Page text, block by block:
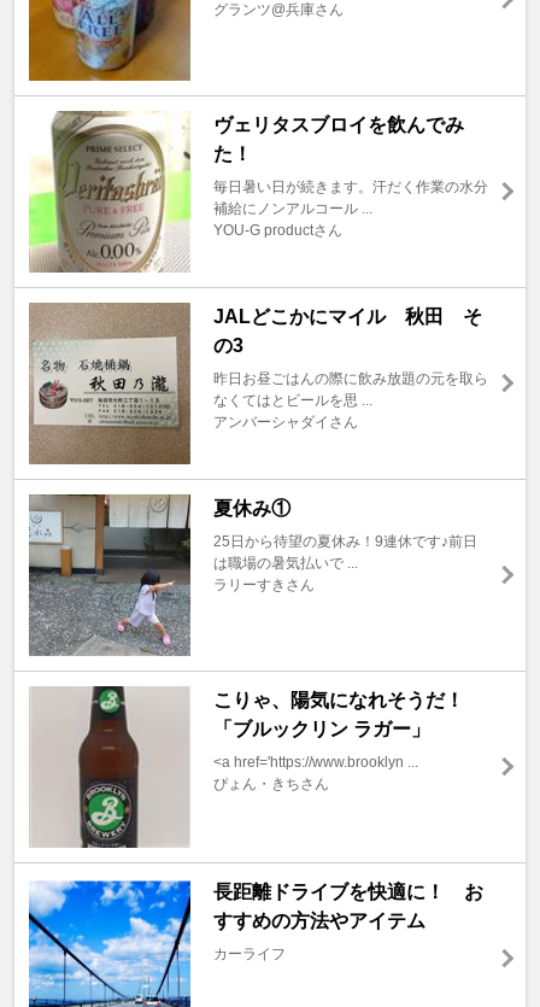
グランツ@兵庫さん
ヴェリタスブロイを飲んでみ
た！
毎日暑い日が続きます。汗だく作業の水分
補給にノンアルコール ...
YOU-G productさん
JALどこかにマイル 秋田 そ
の3
昨日お昼ごはんの際に飲み放題の元を取ら
なくてはとビールを思 ...
アンバーシャダイさん
夏休み①
25日から待望の夏休み！9連休です♪前日
は職場の暑気払いで ...
ラリーすきさん
こりゃ、陽気になれそうだ！
「ブルックリン ラガー」
<a href='https://www.brooklyn ...
ぴょん・きちさん
長距離ドライブを快適に！ お
すすめの方法やアイテム
カーライフ